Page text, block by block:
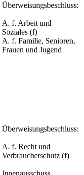
Überweisungsbeschluss:
A. f. Arbeit und
Soziales (f)
A. f. Familie, Senioren,
Frauen und Jugend
Überweisungsbeschluss:
A. f. Recht und
Verbraucherschutz (f)
Innenausschuss